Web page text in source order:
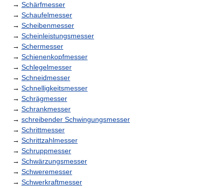
→ Schärfmesser
→ Schaufelmesser
→ Scheibenmesser
→ Scheinleistungsmesser
→ Schermesser
→ Schienenkopfmesser
→ Schlegelmesser
→ Schneidmesser
→ Schnelligkeitsmesser
→ Schrägmesser
→ Schrankmesser
→ schreibender Schwingungsmesser
→ Schrittmesser
→ Schrittzahlmesser
→ Schruppmesser
→ Schwärzungsmesser
→ Schweremesser
→ Schwerkraftmesser